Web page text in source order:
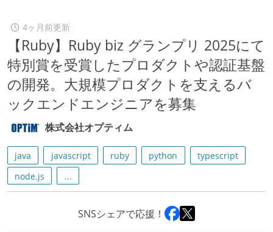
4ヶ月前更新
【Ruby】Ruby biz グランプリ 2025にて
特別賞を受賞したプロダクトや認証基盤
の開発。大規模プロダクトを支えるバ
ックエンドエンジニアを募集
株式会社オプティム
java javascript ruby python
typescript
node.js
...
SNSシェアで応援！